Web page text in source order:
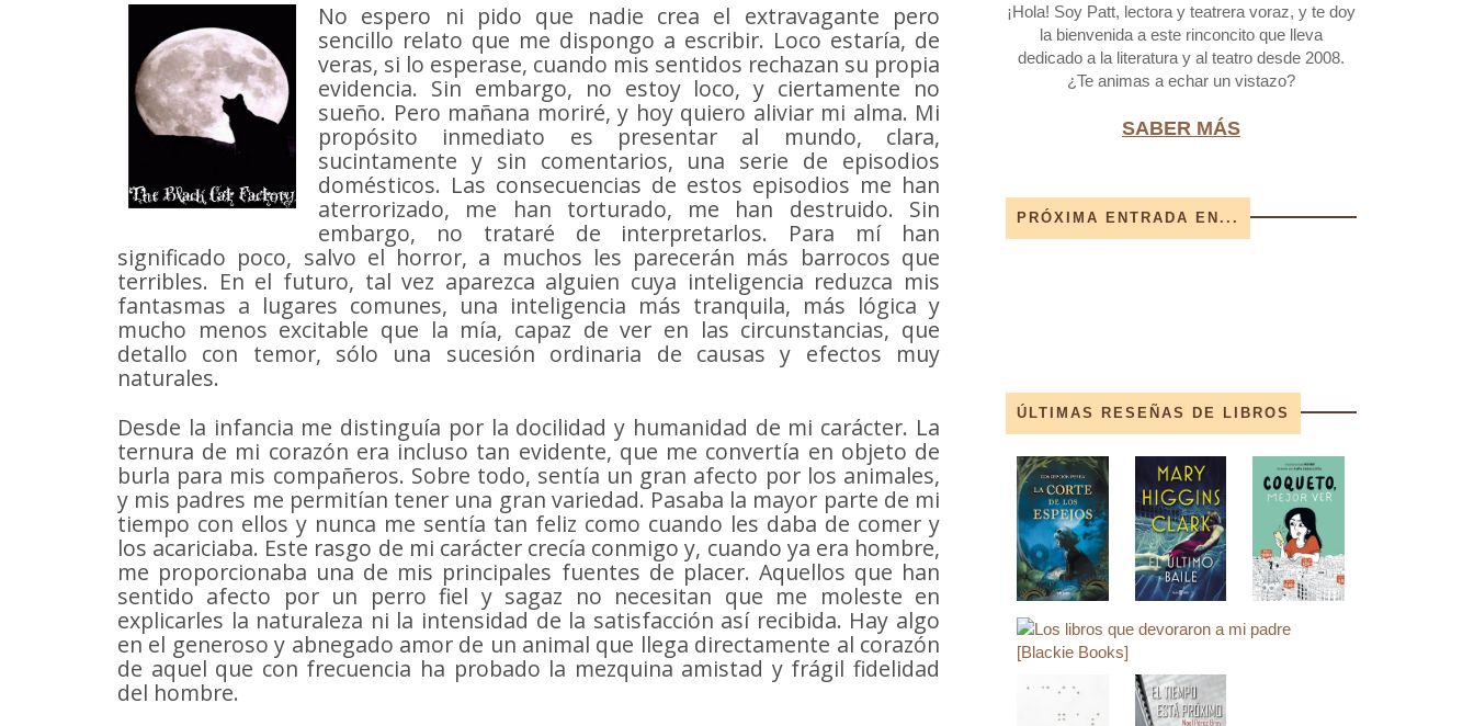
No espero ni pido que nadie crea el extravagante pero
sencillo relato que me dispongo a escribir. Loco estaría, de
veras, si lo esperase, cuando mis sentidos rechazan su propia
evidencia. Sin embargo, no estoy loco, y ciertamente no
sueño. Pero mañana moriré, y hoy quiero aliviar mi alma. Mi
propósito inmediato es presentar al mundo, clara,
sucintamente y sin comentarios, una serie de episodios
domésticos. Las consecuencias de estos episodios me han
aterrorizado, me han torturado, me han destruido. Sin
embargo, no trataré de interpretarlos. Para mí han
significado poco, salvo el horror, a muchos les parecerán más barrocos que
terribles. En el futuro, tal vez aparezca alguien cuya inteligencia reduzca mis
fantasmas a lugares comunes, una inteligencia más tranquila, más lógica y
mucho menos excitable que la mía, capaz de ver en las circunstancias, que
detallo con temor, sólo una sucesión ordinaria de causas y efectos muy
naturales.
Desde la infancia me distinguía por la docilidad y humanidad de mi carácter. La
ternura de mi corazón era incluso tan evidente, que me convertía en objeto de
burla para mis compañeros. Sobre todo, sentía un gran afecto por los animales,
y mis padres me permitían tener una gran variedad. Pasaba la mayor parte de mi
tiempo con ellos y nunca me sentía tan feliz como cuando les daba de comer y
los acariciaba. Este rasgo de mi carácter crecía conmigo y, cuando ya era hombre,
me proporcionaba una de mis principales fuentes de placer. Aquellos que han
sentido afecto por un perro fiel y sagaz no necesitan que me moleste en
explicarles la naturaleza ni la intensidad de la satisfacción así recibida. Hay algo
en el generoso y abnegado amor de un animal que llega directamente al corazón
de aquel que con frecuencia ha probado la mezquina amistad y frágil fidelidad
del hombre.
¡Hola! Soy Patt, lectora y teatrera voraz, y te doy
la bienvenida a este rinconcito que lleva
dedicado a la literatura y al teatro desde 2008.
¿Te animas a echar un vistazo?
SABER MÁS
PRÓXIMA ENTRADA EN...
ÚLTIMAS RESEÑAS DE LIBROS